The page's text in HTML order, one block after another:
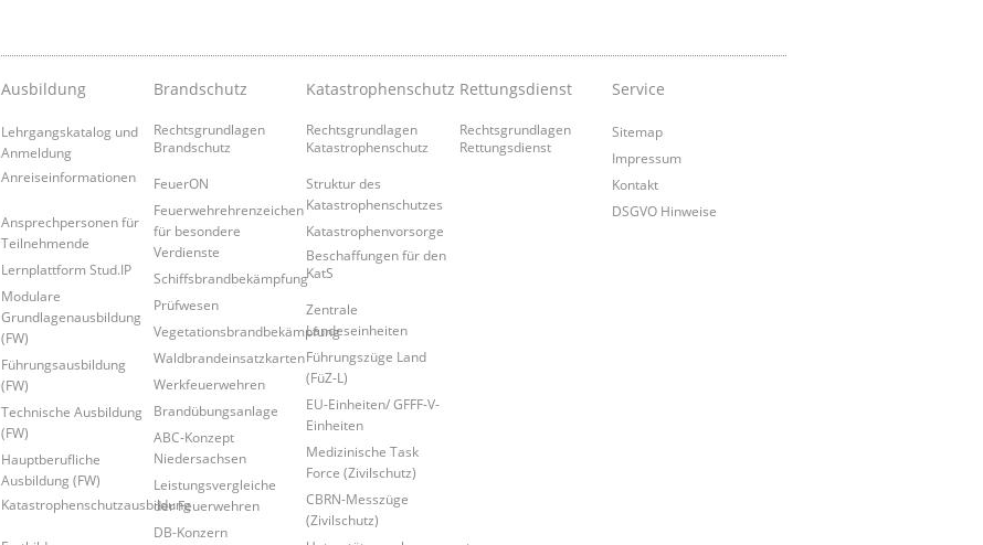
Ausbildung
Lehrgangskatalog und
Anmeldung
Anreiseinformationen
Ansprechpersonen für
Teilnehmende
Lernplattform Stud.IP
Modulare
Grundlagenausbildung
(FW)
Führungsausbildung
(FW)
Technische Ausbildung
(FW)
Hauptberufliche
Ausbildung (FW)
Katastrophenschutzausbildung
Brandschutz
Rechtsgrundlagen
Brandschutz
FeuerON
Feuerwehrehrenzeichen
für besondere
Verdienste
Schiffsbrandbekämpfung
Prüfwesen
Vegetationsbrandbekämpfung
Waldbrandeinsatzkarten
Werkfeuerwehren
Brandübungsanlage
ABC-Konzept
Niedersachsen
Leistungsvergleiche
der Feuerwehren
DB-Konzern
Katastrophenschutz
Rechtsgrundlagen
Katastrophenschutz
Struktur des
Katastrophenschutzes
Katastrophenvorsorge
Beschaffungen für den
KatS
Zentrale
Landeseinheiten
Führungszüge Land
(FüZ-L)
EU-Einheiten/ GFFF-V-
Einheiten
Medizinische Task
Force (Zivilschutz)
CBRN-Messzüge
(Zivilschutz)
Rettungsdienst
Rechtsgrundlagen
Rettungsdienst
Service
Sitemap
Impressum
Kontakt
DSGVO Hinweise